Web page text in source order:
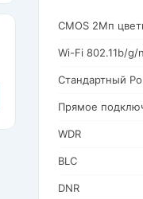
CMOS 2Мп
Wi-Fi 802.11b/g/
Стандартный
Прямое
WDR
BLC
DNR